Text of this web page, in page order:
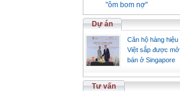
"ôm bom nợ"
Dự án
Căn hộ hàng hiệu
Việt sắp được mở
bán ở Singapore
Tư vấn